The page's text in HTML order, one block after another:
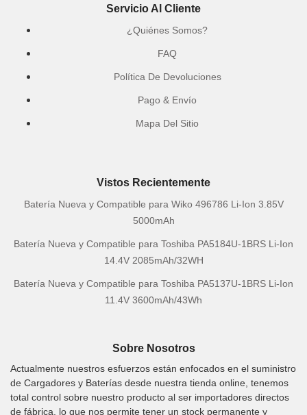
Servicio Al Cliente
¿Quiénes Somos?
FAQ
Política De Devoluciones
Pago & Envío
Mapa Del Sitio
Vistos Recientemente
Batería Nueva y Compatible para Wiko 496786 Li-Ion 3.85V
5000mAh
Batería Nueva y Compatible para Toshiba PA5184U-1BRS Li-Ion
14.4V 2085mAh/32WH
Batería Nueva y Compatible para Toshiba PA5137U-1BRS Li-Ion
11.4V 3600mAh/43Wh
Sobre Nosotros
Actualmente nuestros esfuerzos están enfocados en el suministro
de Cargadores y Baterías desde nuestra tienda online, tenemos
total control sobre nuestro producto al ser importadores directos
de fábrica, lo que nos permite tener un stock permanente y